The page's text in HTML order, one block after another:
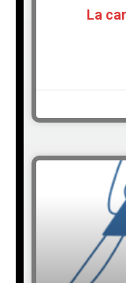
La